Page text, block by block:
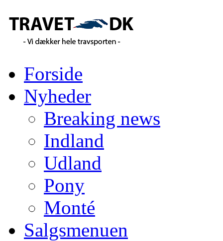
Forside
Nyheder
Breaking news
Indland
Udland
Pony
Monté
Salgsmenuen